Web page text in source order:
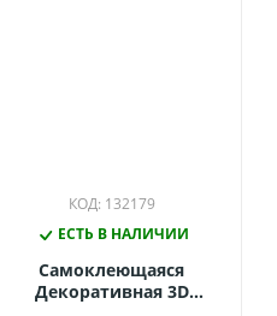
КОД: 132179
ЕСТЬ В НАЛИЧИИ
Самоклеющаяся
Декоративная 3D